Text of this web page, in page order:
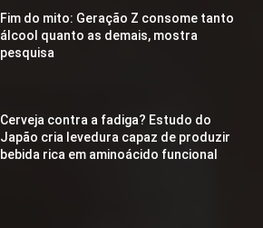
Fim do mito: Geração Z consome tanto
álcool quanto as demais, mostra
pesquisa
Cerveja contra a fadiga? Estudo do
Japão cria levedura capaz de produzir
bebida rica em aminoácido funcional